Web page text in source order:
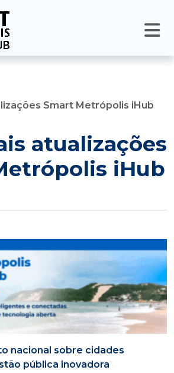
Smart Metrópolis iHub
atualizações
iHub
nacional sobre cidades
pública inovadora